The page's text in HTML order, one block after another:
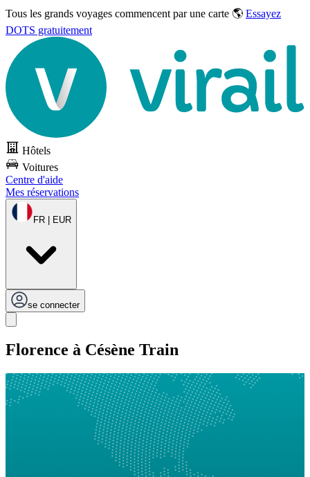
Tous les grands voyages commencent par une carte 🌎 Essayez
DOTS gratuitement
Hôtels
Voitures
Centre d'aide
Mes réservations
FR | EUR
se connecter
Florence à Césène Train